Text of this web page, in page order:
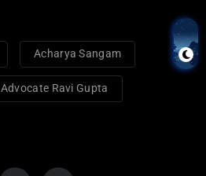
Acharya Sangam
Advocate Ravi Gupta